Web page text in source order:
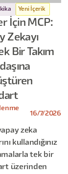
Yeni İçerik
İçin MCP:
Zekayı
Bir Takım
16/7/2026
zeka
kullandığınız
tek bir
üzerinden